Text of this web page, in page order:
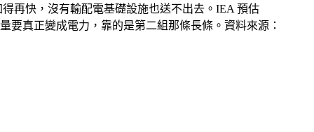
再快，沒有輸配電基礎設施也送不出去。IEA 預估
要真正變成電力，靠的是第二組那條長條。 資料來源：